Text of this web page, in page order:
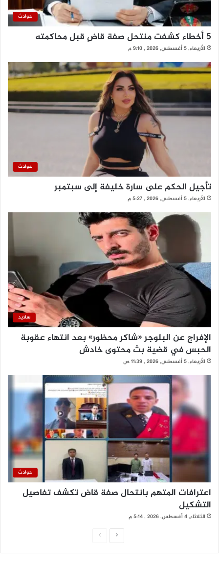
حوادث
5 أخطاء كشفت منتحل صفة قاضٍ قبل محاكمته
الأربعاء, 5 أغسطس, 2026 , 9:10 م
حوادث
تأجيل الحكم على سارة خليفة إلى سبتمبر
الأربعاء, 5 أغسطس, 2026 , 5:27 م
سلايد
الإفراج عن البلوجر «شاكر محظور» بعد انتهاء عقوبة
الحبس في قضية بث محتوى خادش
الأربعاء, 5 أغسطس, 2026 , 11:39 ص
حوادث
اعترافات المتهم بانتحال صفة قاض تكشف تفاصيل
التشكيل
الثلاثاء, 4 أغسطس, 2026 , 5:14 م
الصفحةالصفحة